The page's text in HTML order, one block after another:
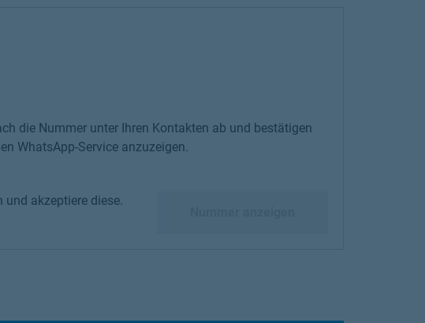
die Nummer unter Ihren Kontakten ab und bestätigen
WhatsApp-Service anzuzeigen.
akzeptiere diese.
und akzeptiere diese.